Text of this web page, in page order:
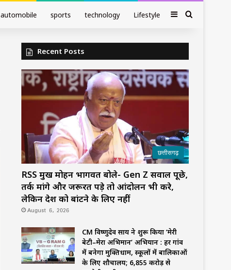
automobile sports technology Lifestyle SidebarSearch
Recent Posts
छत्तीसगढ़
RSS प्रमुख मोहन भागवत बोले- Gen Z सवाल पूछे,
तर्क मांगे और जरूरत पड़े तो आंदोलन भी करे,
लेकिन देश को बांटने के लिए नहीं
August 6, 2026
CM विष्णुदेव साय ने शुरू किया ‘मेरी
बेटी–मेरा अभिमान’ अभियान : हर गांव
में बनेगा मुक्तिधाम, स्कूलों में बालिकाओं
के लिए शौचालय; 6,855 करोड़ से